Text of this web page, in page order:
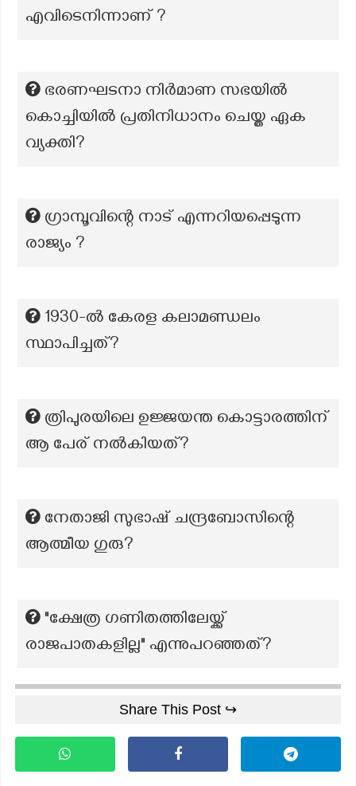
എവിടെനിന്നാണ് ?
ഭരണഘടനാ നിർമാണ സഭയിൽ
കൊച്ചിയിൽ പ്രതിനിധാനം ചെയ്ത ഏക
വ്യക്തി?
ഗ്രാമ്പൂവിന്റെ നാട് എന്നറിയപ്പെടുന്ന
രാജ്യം ?
1930-ൽ കേരള കലാമണ്ഡലം
സ്ഥാപിച്ചത്?
ത്രിപുരയിലെ ഉജ്ജയന്ത കൊട്ടാരത്തിന്
ആ പേര് നൽകിയത്?
നേതാജി സുഭാഷ് ചന്ദ്രബോസിന്റെ
ആത്മീയ ഗുരു?
"ക്ഷേത്ര ഗണിതത്തിലേയ്ക്ക്
രാജപാതകളില്ല" എന്നുപറഞ്ഞത്?
Share This Post ↪